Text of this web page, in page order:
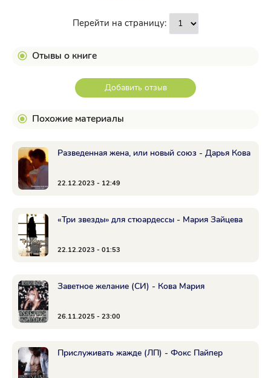
Перейти на страницу:
Отывы о книге
Добавить отзыв
Похожие материалы
Разведенная жена, или новый союз - Дарья Кова
22.12.2023 - 12:49
«Три звезды» для стюардессы - Мария Зайцева
22.12.2023 - 01:53
Заветное желание (СИ) - Кова Мария
26.11.2025 - 23:00
Прислуживать жажде (ЛП) - Фокс Пайпер